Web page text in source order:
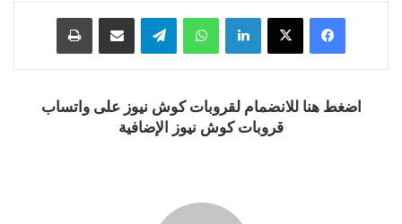
فيسبوك ‫X لينكدإن واتساب تيلقرام
اضغط هنا للانضمام لقروبات كوش نيوز على واتساب
قروبات كوش نيوز الإضافية